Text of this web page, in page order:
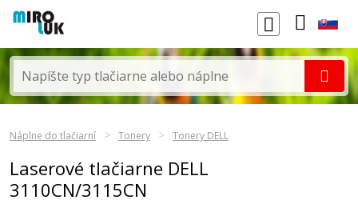
Náplne do tlačiarní Tonery Tonery DELL
Laserové tlačiarne DELL
3110CN/3115CN